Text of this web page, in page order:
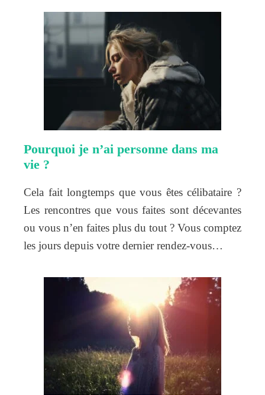
Pourquoi je n’ai personne dans ma
vie ?
Cela fait longtemps que vous êtes célibataire ?
Les rencontres que vous faites sont décevantes
ou vous n’en faites plus du tout ? Vous comptez
les jours depuis votre dernier rendez-vous…